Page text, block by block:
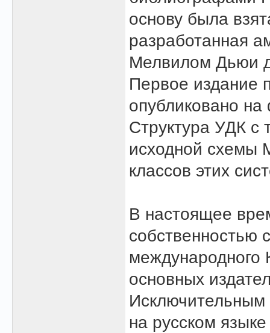
основу была
разработанная
Мелвилом Дьюи
Первое издание
опубликовано на
Структура УДК с
исходной схемы
классов этих
В настоящее
собственностью
основных
на русском